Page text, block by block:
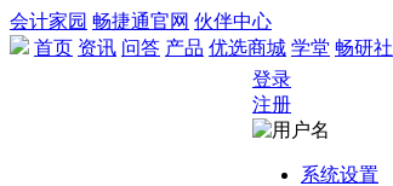
会计家园 畅捷通官网 伙伴中心
首页 资讯 问答 产品 优选商城 学堂 畅研社
登录
注册
系统设置